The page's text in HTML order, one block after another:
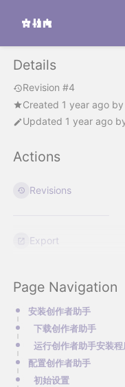
Details
Revision #4
Created 1 year ago by
Updated 1 year ago
Actions
Revisions
Export
Page Navigation
安装创作者助手​
下载创作者助手
运行创作者助手安装程
配置创作者助手​
初始设置​